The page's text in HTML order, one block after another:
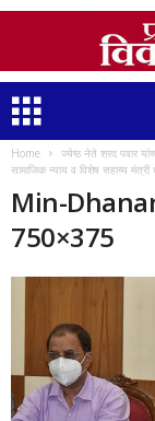
Home
ज्येष्ठ नेते शरद पवार
सामाजिक न्याय व विशेष सहाय्य
Min-
750×375